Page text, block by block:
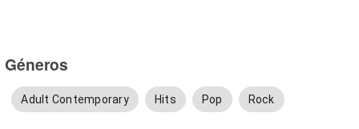
Géneros
Adult Contemporary Hits Pop Rock